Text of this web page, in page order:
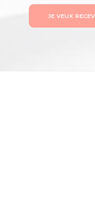
JE VEUX